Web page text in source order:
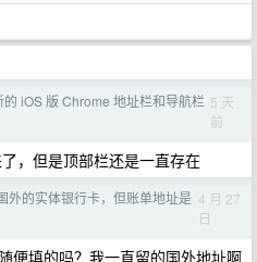
的 iOS 版 Chrome 地址栏和导航栏 5 天
前
，但是顶部栏还是一直存在
外的实体银行卡，但账单地址是 4 月 27
日
便填的吗？我一直留的国外地址啊